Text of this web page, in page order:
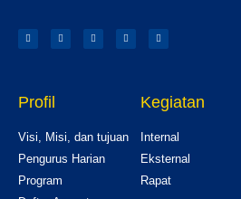
Profil
Visi, Misi, dan tujuan
Pengurus Harian
Program
Kegiatan
Internal
Eksternal
Rapat